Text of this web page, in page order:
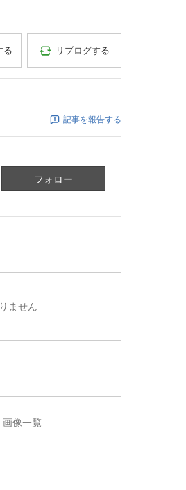
る リブログする
記事を報告する
フォロー
ません
画像一覧